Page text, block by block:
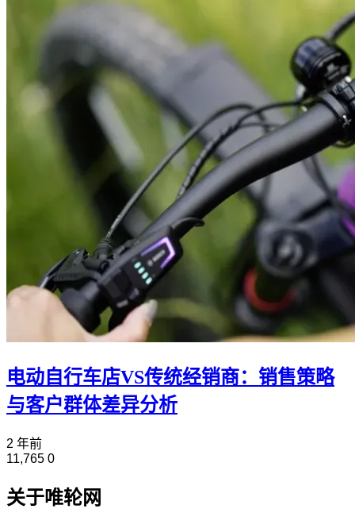
电动自行车店VS传统经销商：销售策略
与客户群体差异分析
2 年前
11,765 0
关于唯轮网